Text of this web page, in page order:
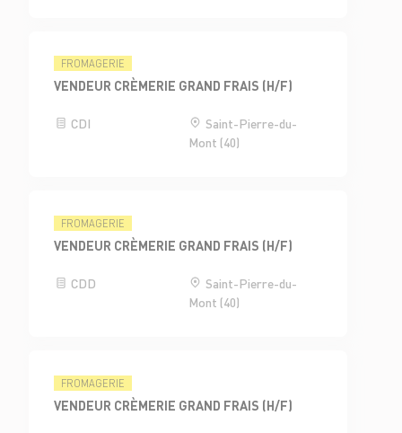
FROMAGERIE
VENDEUR CRÈMERIE GRAND FRAIS (H/F)
CDI
Saint-Pierre-du-
Mont (40)
FROMAGERIE
VENDEUR CRÈMERIE GRAND FRAIS (H/F)
CDD
Saint-Pierre-du-
Mont (40)
FROMAGERIE
VENDEUR CRÈMERIE GRAND FRAIS (H/F)